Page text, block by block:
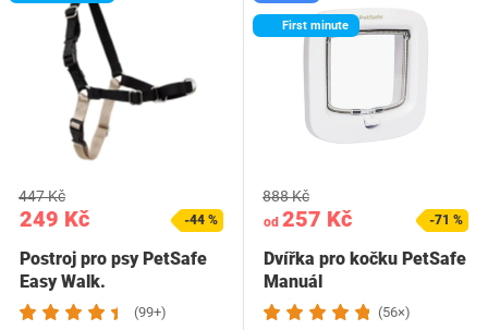
249 Kč
447 Kč
-44 %
Postroj pro psy PetSafe
Easy Walk.
Černo/stříbrný, velký
(99+)
First minute
od 257 Kč
888 Kč
-71 %
Dvířka pro kočku PetSafe
Manuál
(56×)